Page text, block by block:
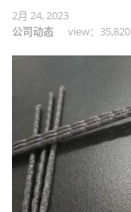
2月 24, 2023
公司动态
view：35,820